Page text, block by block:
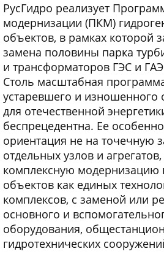
РусГидро реализует
модернизации (ПКМ)
объектов, в рамках которой
замена половины парка
и трансформаторов ГЭС и
Столь масштабная
устаревшего и изношенного
для отечественной
беспрецедентна. Ее
ориентация не на точечную
отдельных узлов и
комплексную
объектов как единых
комплексов, с заменой или
основного и
оборудования,
гидротехнических